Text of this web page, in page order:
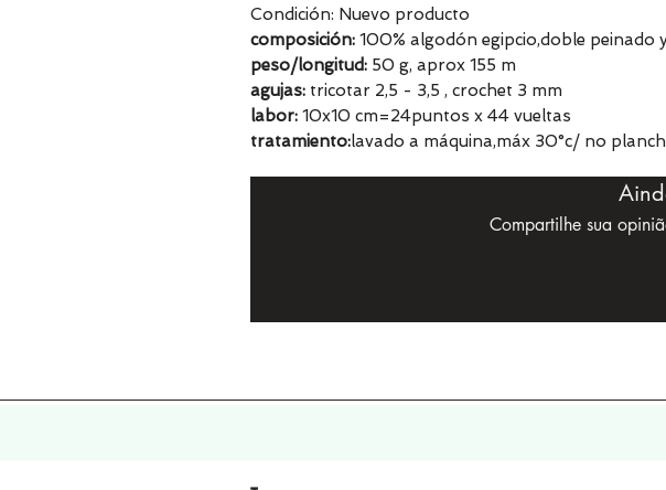
Condición: Nuevo producto
composición: 100% algodón egipcio,doble peinado
peso/longitud: 50 g, aprox 155 m
agujas: tricotar 2,5 - 3,5 , crochet 3 mm
labor: 10x10 cm=24puntos x 44 vueltas
tratamiento:lavado a máquina,máx 30°c/ no
Compartilhe sua